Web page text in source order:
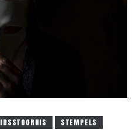
STEMPELS